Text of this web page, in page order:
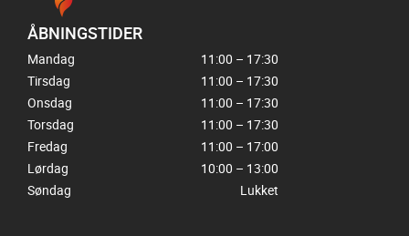
ÅBNINGSTIDER
Mandag
11:00 – 17:30
Tirsdag
11:00 – 17:30
Onsdag
11:00 – 17:30
Torsdag
11:00 – 17:30
Fredag
11:00 – 17:00
Lørdag
10:00 – 13:00
Søndag
Lukket